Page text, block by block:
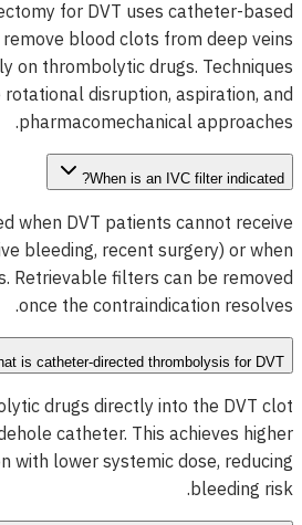
for DVT uses catheter-based
blood clots from deep veins
on thrombolytic drugs. Techniques
rotational disruption, aspiration, and
pharmacomechanical approaches.
When is an IVC filter indicated?
when DVT patients cannot receive
bleeding, recent surgery) or when
Retrievable filters can be removed
once the contraindication resolves.
is catheter-directed thrombolysis for DVT?
drugs directly into the DVT clot
catheter. This achieves higher
with lower systemic dose, reducing
bleeding risk.